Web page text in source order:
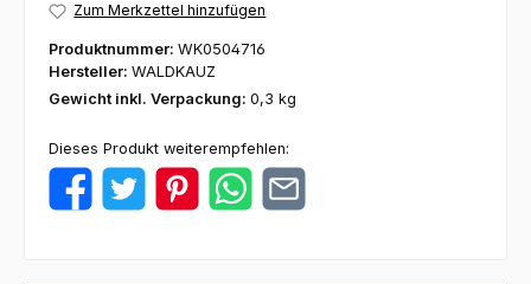
Zum Merkzettel hinzufügen
Produktnummer: WK0504716
Hersteller: WALDKAUZ
Gewicht inkl. Verpackung: 0,3 kg
Dieses Produkt weiterempfehlen: